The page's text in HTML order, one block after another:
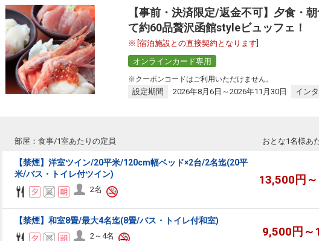
【事前・決済限定/返金不可】夕食・
て約60品贅沢函館styleビュッフェ！
[宿泊施設との直接契約となります]
オンラインカード専用
※クーポンコードはご利用いただけません。
設定期間 2026年8月6日～2026年11月30日 イン
部屋：食事/1室あたりの定員 おとな1名様あ
【禁煙】洋室ツイン/20平米/120cm幅ベッド×2台/2名迄(20平
米/バス・トイレ付ツイン)
2名
13,500円
【禁煙】和室8畳/最大4名迄(8畳/バス・トイレ付和室)
2～4名 9,500円～